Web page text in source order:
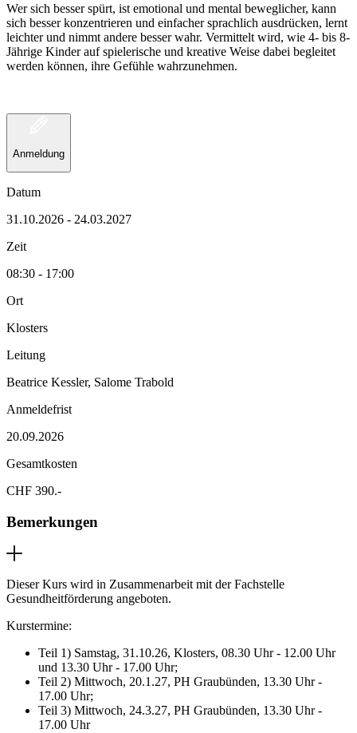
Wer sich besser spürt, ist emotional und mental beweglicher, kann
sich besser konzentrieren und einfacher sprachlich ausdrücken, lernt
leichter und nimmt andere besser wahr. Vermittelt wird, wie 4- bis 8-
Jährige Kinder auf spielerische und kreative Weise dabei begleitet
werden können, ihre Gefühle wahrzunehmen.
Anmeldung
Datum
31.10.2026 - 24.03.2027
Zeit
08:30 - 17:00
Ort
Klosters
Leitung
Beatrice Kessler, Salome Trabold
Anmeldefrist
20.09.2026
Gesamtkosten
CHF 390.-
Bemerkungen
Dieser Kurs wird in Zusammenarbeit mit der Fachstelle
Gesundheitförderung angeboten.
Kurstermine:
Teil 1) Samstag, 31.10.26, Klosters, 08.30 Uhr - 12.00 Uhr
und 13.30 Uhr - 17.00 Uhr;
Teil 2) Mittwoch, 20.1.27, PH Graubünden, 13.30 Uhr -
17.00 Uhr;
Teil 3) Mittwoch, 24.3.27, PH Graubünden, 13.30 Uhr -
17.00 Uhr